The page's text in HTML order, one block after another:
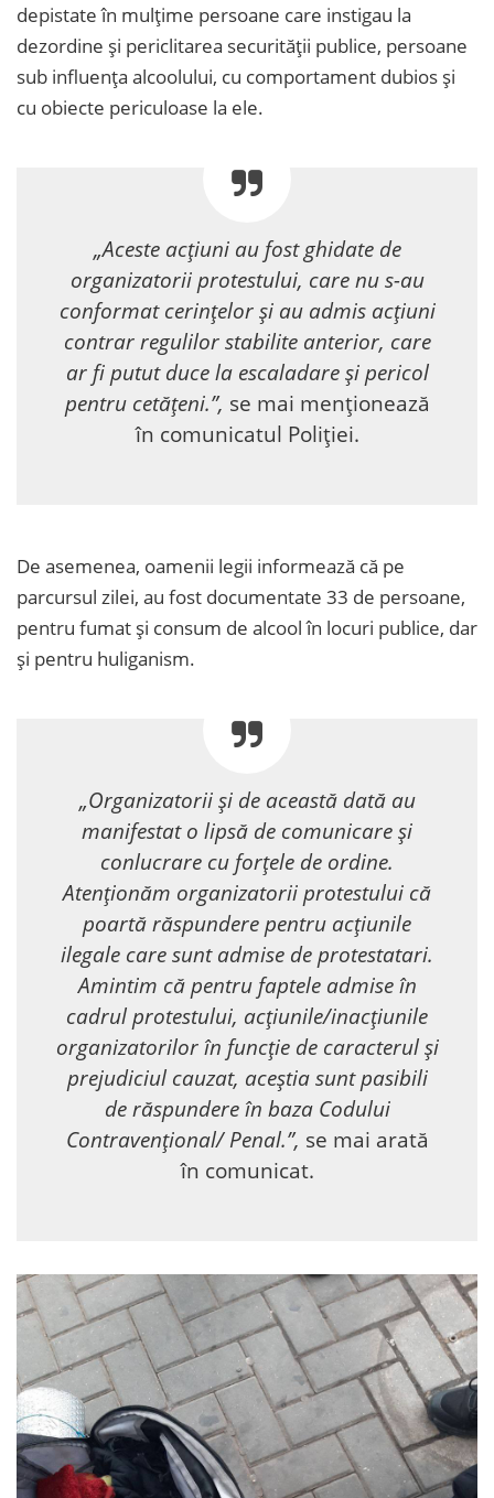
depistate în mulțime persoane care instigau la
dezordine și periclitarea securității publice, persoane
sub influența alcoolului, cu comportament dubios și
cu obiecte periculoase la ele.
„Aceste acțiuni au fost ghidate de
organizatorii protestului, care nu s-au
conformat cerințelor și au admis acțiuni
contrar regulilor stabilite anterior, care
ar fi putut duce la escaladare și pericol
pentru cetățeni.”, se mai menționează
în comunicatul Poliției.
De asemenea, oamenii legii informează că pe
parcursul zilei, au fost documentate 33 de persoane,
pentru fumat și consum de alcool în locuri publice, dar
și pentru huliganism.
„Organizatorii și de această dată au
manifestat o lipsă de comunicare și
conlucrare cu forțele de ordine.
Atenționăm organizatorii protestului că
poartă răspundere pentru acțiunile
ilegale care sunt admise de protestatari.
Amintim că pentru faptele admise în
cadrul protestului, acțiunile/inacțiunile
organizatorilor în funcție de caracterul și
prejudiciul cauzat, aceștia sunt pasibili
de răspundere în baza Codului
Contravențional/ Penal.”, se mai arată
în comunicat.